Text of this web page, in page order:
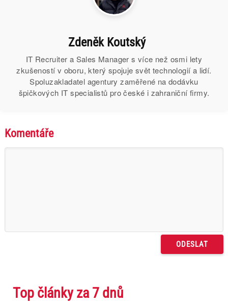
Zdeněk Koutský
IT Recruiter a Sales Manager s více než osmi lety
zkušeností v oboru, který spojuje svět technologií a lidí.
Spoluzakladatel agentury zaměřené na dodávku
špičkových IT specialistů pro české i zahraniční firmy.
Komentáře
Top články za 7 dnů